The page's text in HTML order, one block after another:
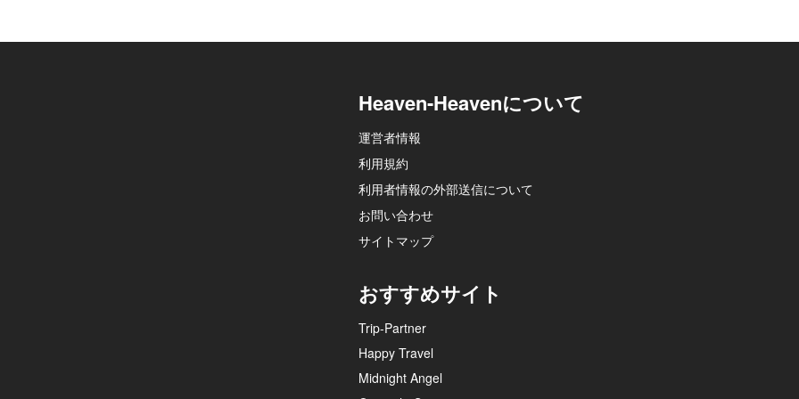
Heaven-Heavenについて
運営者情報
利用規約
利用者情報の外部送信について
お問い合わせ
サイトマップ
おすすめサイト
Trip-Partner
Happy Travel
Midnight Angel